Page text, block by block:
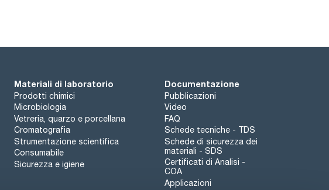
Materiali di laboratorio
Prodotti chimici
Microbiologia
Vetreria, quarzo e porcellana
Cromatografia
Strumentazione scientifica
Consumabile
Sicurezza e igiene
Documentazione
Pubblicazioni
Video
FAQ
Schede tecniche - TDS
Schede di sicurezza dei
materiali - SDS
Certificati di Analisi -
COA
Applicazioni